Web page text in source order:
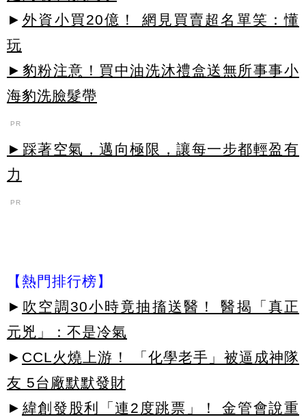
► 外資小買20億！ 網見買賣超名單笑：懂
玩
►豹粉注意！買中油洗沐禮盒送無所事事小
海豹洗臉髮帶
PR
►踩著空氣，邁向極限，讓每一步都輕盈有
力
PR
【熱門排行榜】
► 吹空調30小時竟抽搐送醫！ 醫揭「真正
元兇」：不是冷氣
► CCL火燒上游！ 「化學老手」被逼成神隊
友 5台廠默默發財
► 緯創發股利「連2度跳票」！ 金管會說重